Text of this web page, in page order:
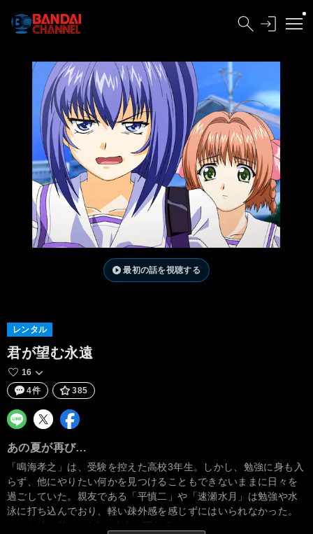
最初の話を視聴する
レンタル
君が望む永遠
16
4件
385
あの夏が再び…
「鳴海孝之」は、受験を控えた高校3年生。しかし、勉強に身も入
らず、他にやりたい何かを見つけることもできないままに日々を
過ごしていた。親友である「平慎二」や「速瀬水月」は勉強や水
泳に打ち込んでおり、軽い疎外感を感じずにはいられなかった。
そんな彼の前に、1人の少女が現れる。